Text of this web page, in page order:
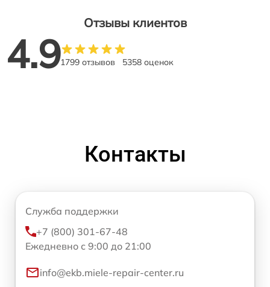
Отзывы клиентов
4.91799 отзывов 5358 оценок
Контакты
Служба поддержки
+7 (800) 301-67-48
Ежедневно с 9:00 до 21:00
info@ekb.miele-repair-center.ru